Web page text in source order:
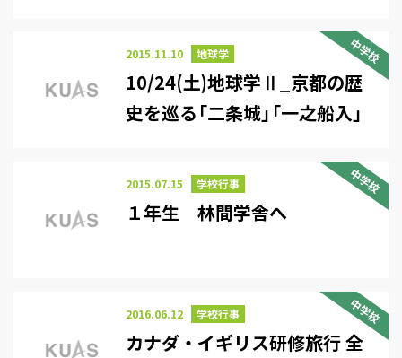
中学校
2015.11.10 地球学
10/24(土)地球学Ⅱ_京都の歴
史を巡る「二条城」「一之船入」
中学校
2015.07.15 学校行事
１年生 林間学舎へ
中学校
2016.06.12 学校行事
カナダ・イギリス研修旅行 全